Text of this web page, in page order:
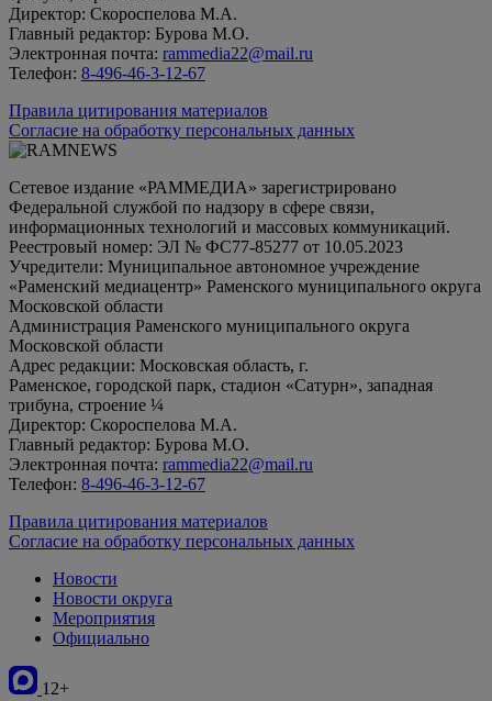
Директор: Скороспелова М.А.
Главный редактор: Бурова М.О.
Электронная почта: rammedia22@mail.ru
Телефон: 8-496-46-3-12-67
Правила цитирования материалов
Согласие на обработку персональных данных
Сетевое издание «РАММЕДИА» зарегистрировано
Федеральной службой по надзору в сфере связи,
информационных технологий и массовых коммуникаций.
Реестровый номер: ЭЛ № ФС77-85277 от 10.05.2023
Учредители: Муниципальное автономное учреждение
«Раменский медиацентр» Раменского муниципального округа
Московской области
Администрация Раменского муниципального округа
Московской области
Адрес редакции: Московская область, г.
Раменское, городской парк, стадион «Сатурн», западная
трибуна, строение ¼
Директор: Скороспелова М.А.
Главный редактор: Бурова М.О.
Электронная почта: rammedia22@mail.ru
Телефон: 8-496-46-3-12-67
Правила цитирования материалов
Согласие на обработку персональных данных
Новости
Новости округа
Мероприятия
Официально
12+